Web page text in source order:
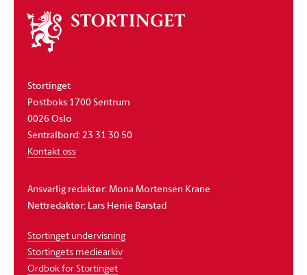
Om
stortinget
Stortinget
Postboks 1700 Sentrum
0026 Oslo
Sentralbord: 23 31 30 50
Kontakt oss
Ansvarlig redaktør: Mona Mortensen Krane
Nettredaktør: Lars Henie Barstad
Stortinget undervisning
Stortingets mediearkiv
Ordbok for Stortinget